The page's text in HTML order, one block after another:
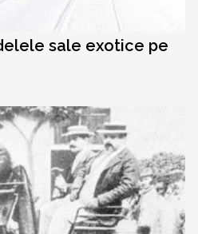
sale exotice pe